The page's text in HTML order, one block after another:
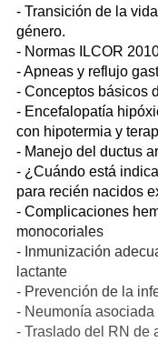
- Transición de la
género.
- Normas ILCOR
- Apneas y reflujo
- Conceptos básicos
- Encefalopatía
con hipotermia y
- Manejo del ductus
- ¿Cuándo está
para recién nacidos
- Complicaciones
monocoriales
- Inmunización
lactante
- Prevención de la
- Neumonía
- Traslado del RN de